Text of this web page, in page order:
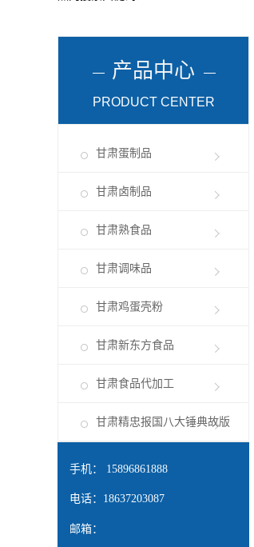
产品中心
PRODUCT CENTER
甘肃蛋制品
甘肃卤制品
甘肃熟食品
甘肃调味品
甘肃鸡蛋壳粉
甘肃新东方食品
甘肃食品代加工
甘肃精忠报国八大锤典故版
手机： 15896861888
电话：18637203087
邮箱：